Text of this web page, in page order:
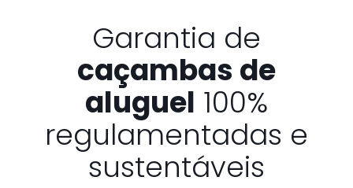
Garantia de
caçambas de
aluguel 100%
regulamentadas e
sustentáveis